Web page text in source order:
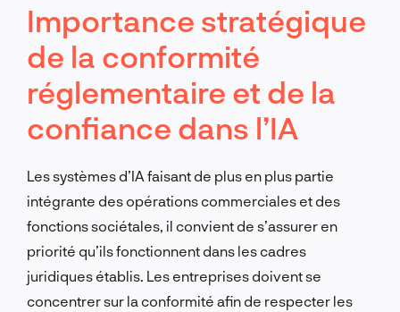
Importance stratégique
de la conformité
réglementaire et de la
confiance dans l’IA
Les systèmes d’IA faisant de plus en plus partie
intégrante des opérations commerciales et des
fonctions sociétales, il convient de s’assurer en
priorité qu’ils fonctionnent dans les cadres
juridiques établis. Les entreprises doivent se
concentrer sur la conformité afin de respecter les